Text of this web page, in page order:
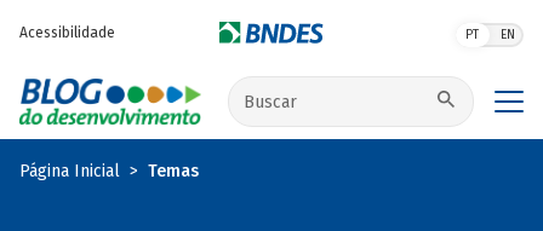
Acessibilidade PT EN
Buscar no site
Página Inicial Temas